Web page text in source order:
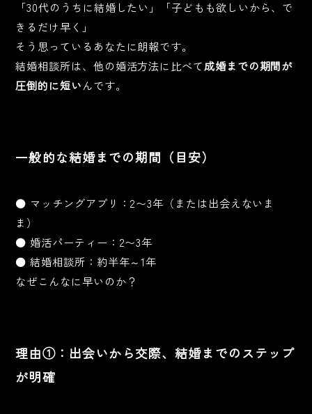
「30代のうちに結婚したい」「子どもも欲しいから、で
きるだけ早く」
そう思っているあなたに朗報です。
結婚相談所は、他の婚活方法に比べて成婚までの期間が
圧倒的に短いんです。
一般的な結婚までの期間（目安）
● マッチングアプリ：2〜3年（または出会えないま
ま）
● 婚活パーティー：2〜3年
● 結婚相談所：約半年～1年
なぜこんなに早いのか？
理由①：出会いから交際、結婚までのステップ
が明確